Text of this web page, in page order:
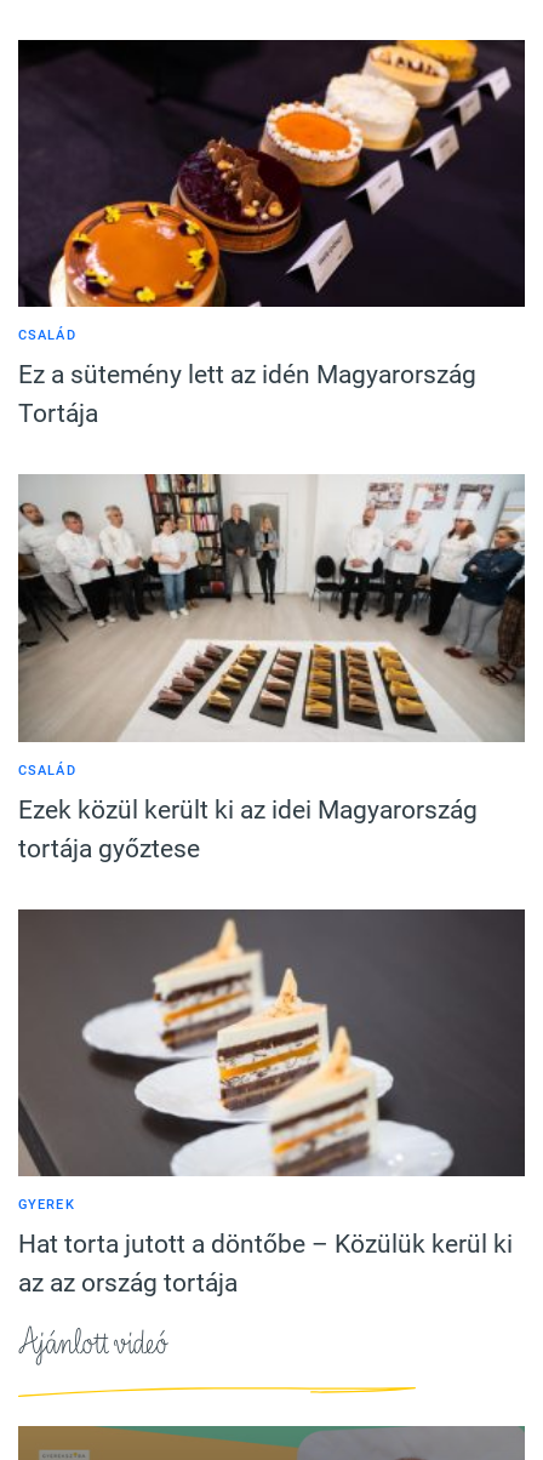
CSALÁD
Ez a sütemény lett az idén Magyarország
Tortája
CSALÁD
Ezek közül került ki az idei Magyarország
tortája győztese
GYEREK
Hat torta jutott a döntőbe – Közülük kerül ki
az az ország tortája
Ajánlott videó